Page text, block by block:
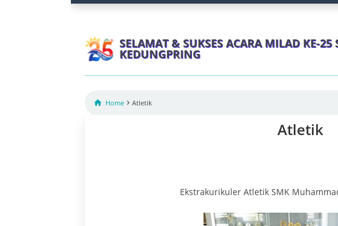
SELAMAT & SUKSES ACARA MILAD KE-
KEDUNGPRING
 Home › Atletik
Atletik
Ekstrakurikuler Atletik SMK